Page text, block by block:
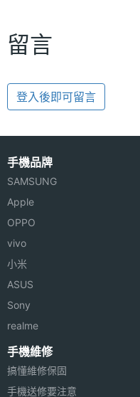
留言
登入後即可留言
手機品牌
SAMSUNG
Apple
OPPO
vivo
小米
ASUS
Sony
realme
手機維修
搞懂維修保固
手機送修要注意